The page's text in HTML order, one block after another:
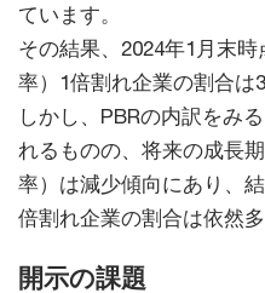
ています。
その結果、2024年1月末
率）1倍割れ企業の割合は
しかし、PBRの内訳をみ
れるものの、将来の成長
率）は減少傾向にあり、
倍割れ企業の割合は依然
開示の課題